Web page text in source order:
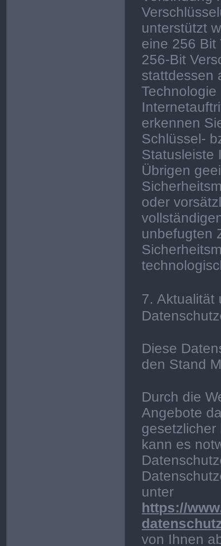
unterstützt
eine 256 Bit
256-Bit
stattdessen
erkennen
Schlüssel-
Statusleiste
Übrigen
oder
unbefugten
7. Aktualität
Diese
den Stand
Durch die
Angebote
kann es
unter
https://
von Ihnen